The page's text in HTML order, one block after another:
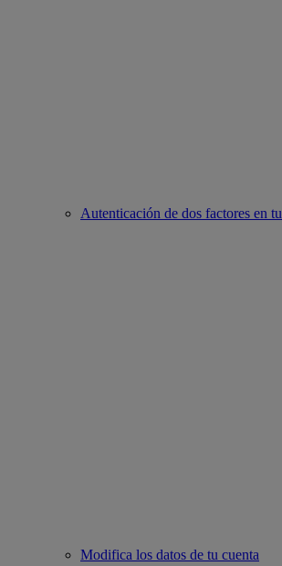
Autenticación de dos factores en
Modifica los datos de tu cuenta